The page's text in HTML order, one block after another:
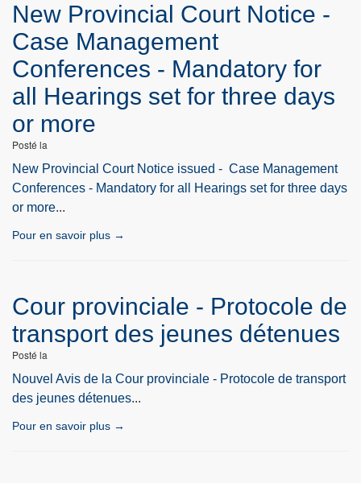
New Provincial Court Notice -
Case Management
Conferences - Mandatory for
all Hearings set for three days
or more
Posté la
New Provincial Court Notice issued - Case Management
Conferences - Mandatory for all Hearings set for three days
or more...
Pour en savoir plus →
Cour provinciale - Protocole de
transport des jeunes détenues
Posté la
Nouvel Avis de la Cour provinciale - Protocole de transport
des jeunes détenues...
Pour en savoir plus →